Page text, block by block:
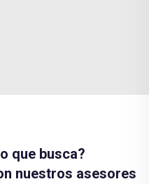
que busca?
nuestros asesores